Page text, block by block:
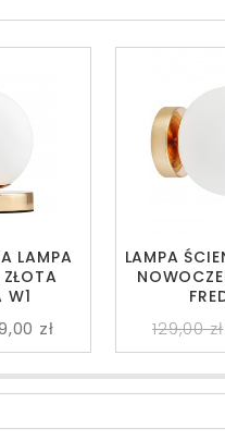
LAMPA
W1
zł
LAMPA
129,00 zł